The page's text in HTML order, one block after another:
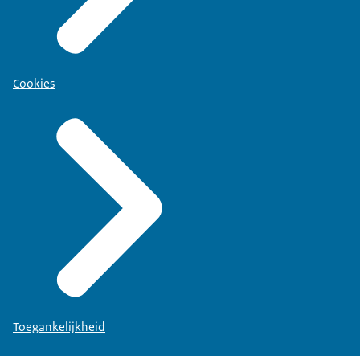
Cookies
Toegankelijkheid